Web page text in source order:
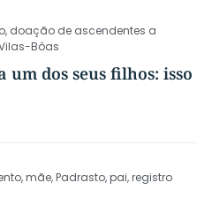
, doação de ascendentes a
Bôas
um dos seus filhos: isso
,mãe,Padrasto,pai,registro